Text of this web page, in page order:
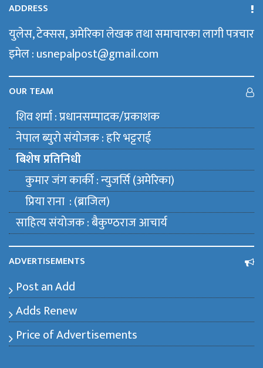
ADDRESS
युलेस, टेक्सस, अमेरिका लेखक तथा समाचारका लागी पत्रचार
इमेल : usnepalpost@gmail.com
OUR TEAM
शिव शर्मा : प्रधानसम्पादक/प्रकाशक
नेपाल ब्युराे संयाेजक : हरि भट्टराई
बिशेष प्रतिनिधी
कुमार जंग कार्की : न्युजर्सि (अमेरिका)
प्रिया राना : (ब्राजिल)
साहित्य संयाेजक : बैकुण्ठराज आचार्य
ADVERTISEMENTS
Post an Add
Adds Renew
Price of Advertisements